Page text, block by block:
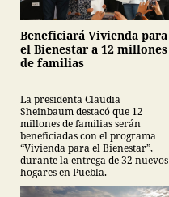
Beneficiará Vivienda para
el Bienestar a 12 millones
de familias
La presidenta Claudia
Sheinbaum destacó que 12
millones de familias serán
beneficiadas con el programa
“Vivienda para el Bienestar”,
durante la entrega de 32 nuevos
hogares en Puebla.